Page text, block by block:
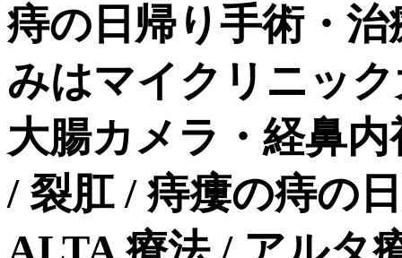
痔の日帰り手術・
みはマイクリニッ
大腸カメラ・経鼻
/ 裂肛 / 痔瘻の痔の